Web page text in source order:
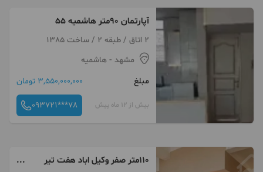
آپارتمان ۹۰متر هاشمیه ۵۵
2 اتاق / طبقه 2 / ساخت 1385
مشهد - هاشمیه
مبلغ
3,550,000,000 تومان
بیش از 12 ماه پیش 093721***78
۱۱۰متر صفر وکیل اباد هفت تیر